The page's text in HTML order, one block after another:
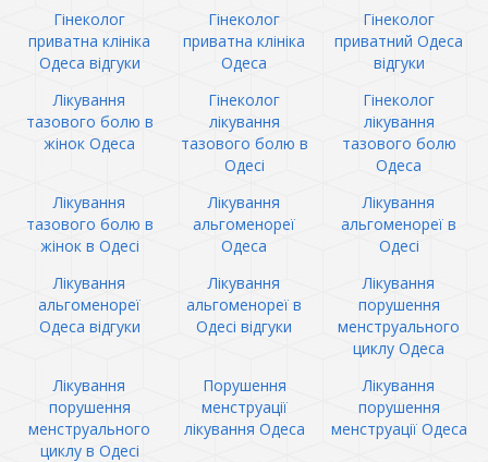
Гінеколог
приватна клініка
Одеса відгуки
Гінеколог
приватна клініка
Одеса
Гінеколог
приватний Одеса
відгуки
Лікування
тазового болю в
жінок Одеса
Гінеколог
лікування
тазового болю в
Одесі
Гінеколог
лікування
тазового болю
Одеса
Лікування
тазового болю в
жінок в Одесі
Лікування
альгоменореї
Одеса
Лікування
альгоменореї в
Одесі
Лікування
альгоменореї
Одеса відгуки
Лікування
альгоменореї в
Одесі відгуки
Лікування
порушення
менструального
циклу Одеса
Лікування
порушення
менструального
циклу в Одесі
Порушення
менструації
лікування Одеса
Лікування
порушення
менструації Одеса